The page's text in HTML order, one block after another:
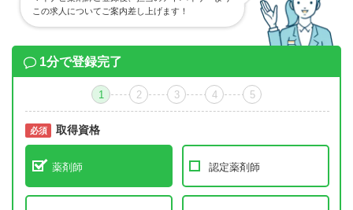
この求人についてご案内差し上げます！
1分で登録完了
1 2 3 4 5
必須 取得資格
薬剤師 認定薬剤師